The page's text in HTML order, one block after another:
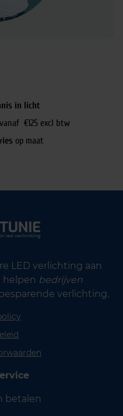
in licht
vanaf €125 excl btw
op maat
LED verlichting aan
helpen bedrijven
verlichting.
betalen